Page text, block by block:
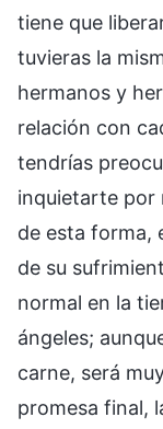
tiene que
tuvieras la
hermanos y
relación con
tendrías
inquietarte por
de esta forma,
de su
normal en la
ángeles;
carne, será
promesa final,